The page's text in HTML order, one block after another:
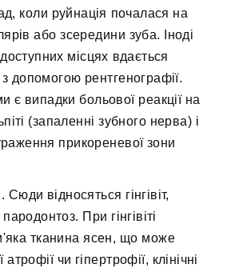
коли руйнація почалася на
або зсередини зуба. Іноді
місцях вдається
допомогою рентгенографії.
є випадки больової реакції на
(запаленні зубного нерва) і
прикореневої зони
. Сюди відносяться гінгівіт,
При гінгівіті
тканина ясен, що може
атрофії чи гіпертрофії, клінічні